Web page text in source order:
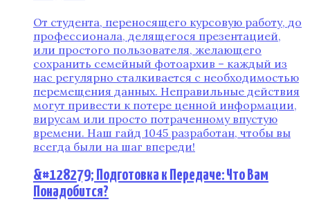
От студента, переносящего курсовую работу, до
профессионала, делящегося презентацией,
или простого пользователя, желающего
сохранить семейный фотоархив – каждый из
нас регулярно сталкивается с необходимостью
перемещения данных. Неправильные действия
могут привести к потере ценной информации,
вирусам или просто потраченному впустую
времени. Наш гайд 1045 разработан, чтобы вы
всегда были на шаг впереди!
&#128279; Подготовка к Передаче: Что Вам
Понадобится?